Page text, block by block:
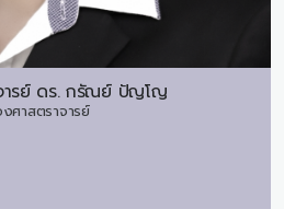
รย์ ดร. กรัณย์ ปัญโญ
ศาสตราจารย์